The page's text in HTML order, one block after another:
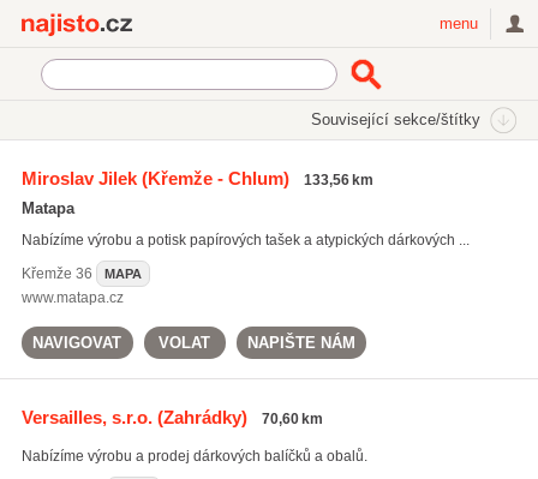
menu
Související sekce/štítky
potisk reklamních předmětů
dárkové krabičky(76)
Miroslav Jilek(Křemže - Chlum) 133,56 km
Matapa
Nabízíme výrobu a potisk papírových tašek a atypických dárkových ...
Křemže 36 MAPA
www.matapa.cz
NAVIGOVAT VOLAT NAPIŠTE NÁM
Versailles, s.r.o.(Zahrádky) 70,60 km
Nabízíme výrobu a prodej dárkových balíčků a obalů.